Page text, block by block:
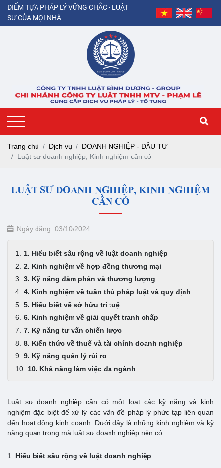
ĐIỂM TỰA PHÁP LÝ VỮNG CHẮC - LUẬT
SƯ CỦA MỌI NHÀ
Trang chủ Dịch vụ
DOANH NGHIỆP - ĐẦU TƯ
Luật sư doanh nghiệp, Kinh nghiệm cần có
LUẬT SƯ DOANH NGHIỆP, KINH NGHIỆM
CẦN CÓ
Ngày đăng: 03/10/2024
1. Hiểu biết sâu rộng về luật doanh nghiệp
2. Kinh nghiệm về hợp đồng thương mại
3. Kỹ năng đàm phán và thương lượng
4. Kinh nghiệm về tuân thủ pháp luật và quy định
5. Hiểu biết về sở hữu trí tuệ
6. Kinh nghiệm về giải quyết tranh chấp
7. Kỹ năng tư vấn chiến lược
8. Kiến thức về thuế và tài chính doanh nghiệp
9. Kỹ năng quản lý rủi ro
10. Khả năng làm việc đa ngành
Luật sư doanh nghiệp cần có một loạt các kỹ năng và kinh
nghiệm đặc biệt để xử lý các vấn đề pháp lý phức tạp liên quan
đến hoạt động kinh doanh. Dưới đây là những kinh nghiệm và kỹ
năng quan trọng mà luật sư doanh nghiệp nên có:
1. Hiểu biết sâu rộng về luật doanh nghiệp